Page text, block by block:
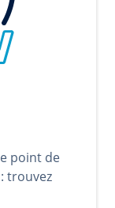
point de
trouvez